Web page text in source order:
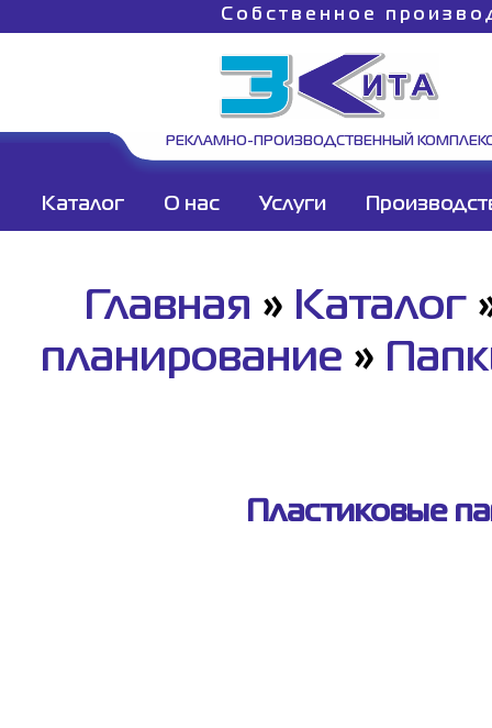
Собственное
РЕКЛАМНО-ПРОИЗВОДСТВЕННЫЙ
Каталог О нас Услуги
Главная » Каталог
планирование »
Пластиковые